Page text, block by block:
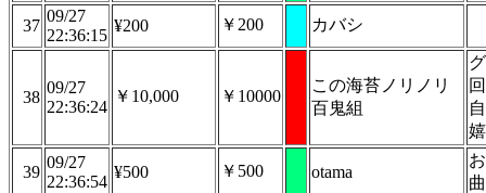
37
09/27
22:36:15
¥200 ￥200 カバシ
38
09/27
22:36:24
￥10,000 ￥10000
この海苔ノリノリ
百鬼組
39
09/27
22:36:54
¥500 ￥500 otama